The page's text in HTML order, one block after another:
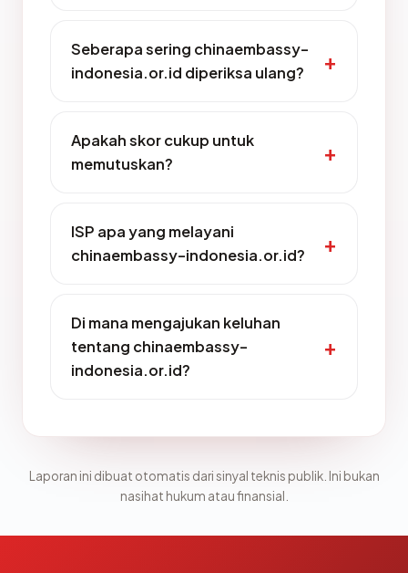
Seberapa sering chinaembassy-
indonesia.or.id diperiksa ulang?
Apakah skor cukup untuk
memutuskan?
ISP apa yang melayani
chinaembassy-indonesia.or.id?
Di mana mengajukan keluhan
tentang chinaembassy-
indonesia.or.id?
Laporan ini dibuat otomatis dari sinyal teknis publik. Ini bukan
nasihat hukum atau finansial.